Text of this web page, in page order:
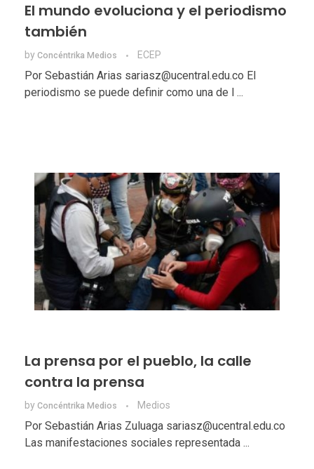
El mundo evoluciona y el periodismo
también
by Concéntrika Medios ECEP
Por Sebastián Arias sariasz@ucentral.edu.co El
periodismo se puede definir como una de l ...
La prensa por el pueblo, la calle
contra la prensa
by Concéntrika Medios Medios
Por Sebastián Arias Zuluaga sariasz@ucentral.edu.co
Las manifestaciones sociales representada ...